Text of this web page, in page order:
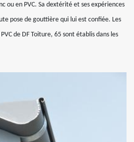
ou en PVC. Sa dextérité et ses expériences
pose de gouttière qui lui est confiée. Les
de DF Toiture, 65 sont établis dans les